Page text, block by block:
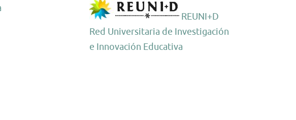
REUNI+D
Red Universitaria de Investigación
e Innovación Educativa